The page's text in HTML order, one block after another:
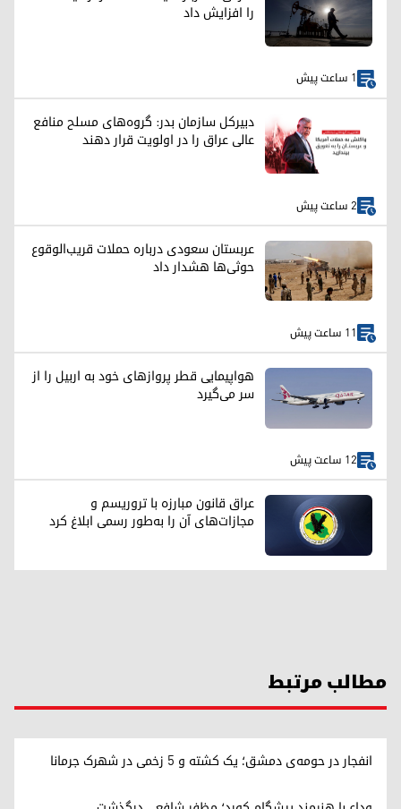
را افزایش داد
1 ساعت پیش
دبیرکل سازمان بدر: گروه‌های مسلح منافع
عالی عراق را در اولویت قرار دهند
2 ساعت پیش
عربستان سعودی درباره حملات قریب‌الوقوع
حوثی‌ها هشدار داد
11 ساعت پیش
هواپیمایی قطر پروازهای خود به اربیل را از
سر می‌گیرد
12 ساعت پیش
عراق قانون مبارزه با تروریسم و
مجازات‌های آن را به‌طور رسمی ابلاغ کرد
مطالب مرتبط
انفجار در حومه‌ی دمشق؛ یک کشته و ۵ زخمی در شهرک جرمانا